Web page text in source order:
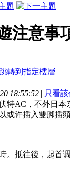
注意事
18:55:52 | 只看
特AC，不外日
或许插入雙脚插
。抵往後，起首